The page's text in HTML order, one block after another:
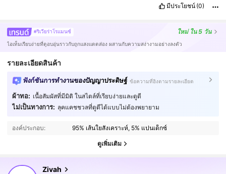
มีประโยชน์ (0)
#ริเวียร่าโรแมนซ์ ใหม่ ใน 5 วัน
ไอเท็มเรียบง่ายที่ดูอบอุ่นราวกับถูกแสงแดดส่อง ผสานกับความสง่างามอย่างลงตัว
รายละเอียดสินค้า
ฟังก์ชันการทำงานของปัญญาประดิษฐ์ ข้อความที่อิงตามรายละเอียด
ผ้าทอ: เนื้อสัมผัสที่มีมิติ ในสไตล์ที่เรียบง่ายและดูดี
ไม่เป็นทางการ: ลุคแคชชวลที่ดูดีได้แบบไม่ต้องพยายาม
องค์ประกอบ: 95% เส้นใยสังเคราะห์, 5% แปนเด็กซ์
ดูเพิ่มเติม
Zivah
4.76 761K ผู้ติดตาม
761K ผู้ติดตาม